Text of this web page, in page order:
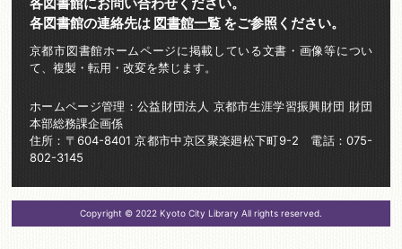
各図書館にお問い合わせください。
各図書館の連絡先は 図書館一覧をご参照ください。
京都市図書館ホームページに掲載している文書・画像等につい
て、複製・転用・改変を禁じます。
ホームページ管理：公益財団法人 京都市生涯学習振興財団 財団
本部総務課企画係
住所：〒604-8401 京都市中京区聚楽廻松下町9-2 電話：075-
802-3145
Copyright © 2022 Kyoto City Library All rights reserved.